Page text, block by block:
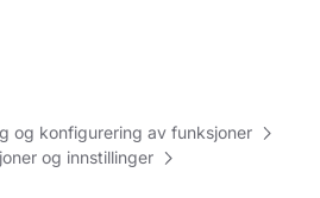
og konfigurering av funksjoner
og innstillinger